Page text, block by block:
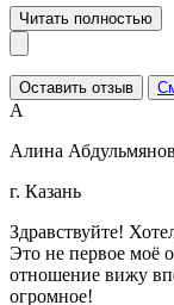
Читать полностью
Оставить отзыв
А
Алина
г. Казань
Здравствуйте!
Это не первое моё
отношение вижу
огромное!